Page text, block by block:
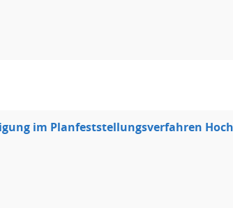
im Planfeststellungsverfahren